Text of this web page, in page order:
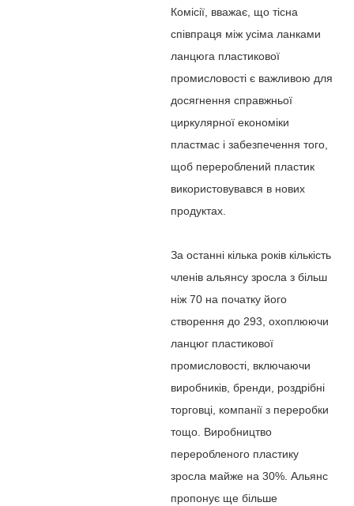
Комісії, вважає, що тісна
співпраця між усіма ланками
ланцюга пластикової
промисловості є важливою для
досягнення справжньої
циркулярної економіки
пластмас і забезпечення того,
щоб перероблений пластик
використовувався в нових
продуктах.
За останні кілька років кількість
членів альянсу зросла з більш
ніж 70 на початку його
створення до 293, охоплюючи
ланцюг пластикової
промисловості, включаючи
виробників, бренди, роздрібні
торговці, компанії з переробки
тощо. Виробництво
переробленого пластику
зросла майже на 30%. Альянс
пропонує ще більше